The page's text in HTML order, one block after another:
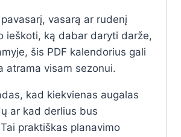
vasarą ar rudenį
ieškoti, ką dabar daryti darže,
šis PDF kalendorius gali
atrama visam sezonui.
kad kiekvienas augalas
ar kad derlius bus
praktiškas planavimo